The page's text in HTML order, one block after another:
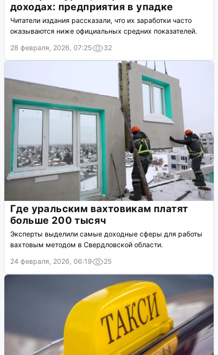
доходах: предприятия в упадке
Читатели издания рассказали, что их заработки часто
оказываются ниже официальных средних показателей.
28 февраля, 2026, 07:25
32
Где уральским вахтовикам платят
больше 200 тысяч
Эксперты выделили самые доходные сферы для работы
вахтовым методом в Свердловской области.
24 февраля, 2026, 06:19
25